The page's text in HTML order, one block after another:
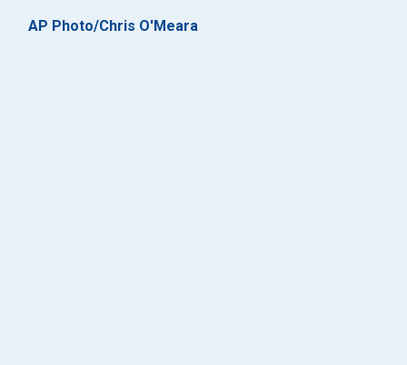
AP Photo/Chris O'Meara